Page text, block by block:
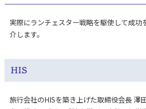
実際にランチェスター戦略を駆使して成功
介します。
HIS
旅行会社のHISを築き上げた取締役会長 澤